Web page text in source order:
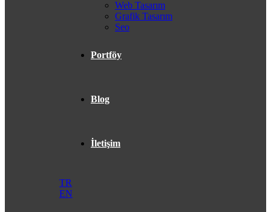
Web Tasarım
Grafik Tasarım
Seo
Portföy
Blog
İletişim
TR
EN